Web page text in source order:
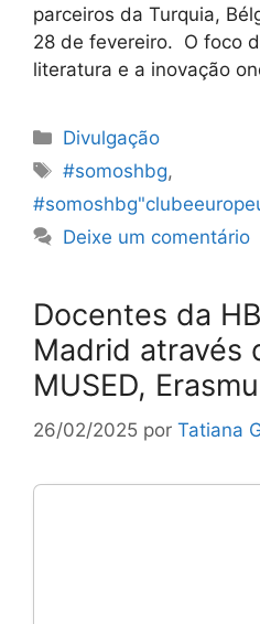
parceiros da Turquia,
28 de fevereiro. O foco
literatura e a inovação
Categorias
Divulgação
Etiquetas
#somoshbg,
Deixe um comentário
Docentes da
Madrid através
MUSED,
26/02/2025 por Tatiana